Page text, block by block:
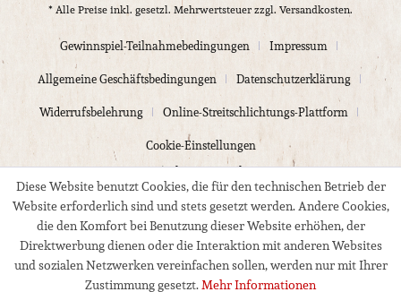
* Alle Preise inkl. gesetzl. Mehrwertsteuer zzgl. Versandkosten.
Gewinnspiel-Teilnahmebedingungen
Impressum
Allgemeine Geschäftsbedingungen
Datenschutzerklärung
Widerrufsbelehrung
Online-Streitschlichtungs-Plattform
Cookie-Einstellungen
© 2024 Kloppmann Electrics
Diese Website benutzt Cookies, die für den technischen Betrieb der
Website erforderlich sind und stets gesetzt werden. Andere Cookies,
die den Komfort bei Benutzung dieser Website erhöhen, der
Direktwerbung dienen oder die Interaktion mit anderen Websites
und sozialen Netzwerken vereinfachen sollen, werden nur mit Ihrer
Zustimmung gesetzt.Mehr Informationen